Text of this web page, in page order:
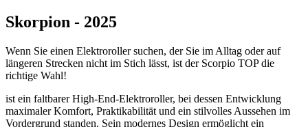
Skorpion - 2025
Wenn Sie einen Elektroroller suchen, der Sie im Alltag oder auf
längeren Strecken nicht im Stich lässt, ist der Scorpio TOP die
richtige Wahl!
ist ein faltbarer High-End-Elektroroller, bei dessen Entwicklung
maximaler Komfort, Praktikabilität und ein stilvolles Aussehen im
Vordergrund standen. Sein modernes Design ermöglicht ein